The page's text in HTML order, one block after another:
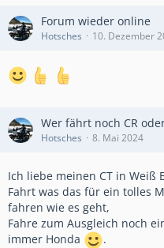
Forum wieder online
Hotsches 10. Dezember
Wer fährt noch CR
Hotsches 8. Mai 2024
Ich liebe meinen CT in Weiß
Fahrt was das für ein tolles
fahren wie es geht,
Fahre zum Ausgleich noch
immer Honda
.